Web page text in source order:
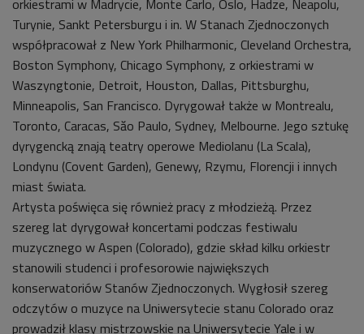
orkiestrami w Madrycie, Monte Carlo, Oslo, Hadze, Neapolu,
Turynie, Sankt Petersburgu i in. W Stanach Zjednoczonych
współpracował z New York Philharmonic, Cleveland Orchestra,
Boston Symphony, Chicago Symphony, z orkiestrami w
Waszyngtonie, Detroit, Houston, Dallas, Pittsburghu,
Minneapolis, San Francisco. Dyrygował także w Montrealu,
Toronto, Caracas, Săo Paulo, Sydney, Melbourne. Jego sztukę
dyrygencką znają teatry operowe Mediolanu (La Scala),
Londynu (Covent Garden), Genewy, Rzymu, Florencji i innych
miast świata.
Artysta poświęca się również pracy z młodzieżą. Przez
szereg lat dyrygował koncertami podczas festiwalu
muzycznego w Aspen (Colorado), gdzie skład kilku orkiestr
stanowili studenci i profesorowie największych
konserwatoriów Stanów Zjednoczonych. Wygłosił szereg
odczytów o muzyce na Uniwersytecie stanu Colorado oraz
prowadził klasy mistrzowskie na Uniwersytecie Yale i w